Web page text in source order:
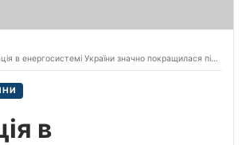
України значно покращилася після підключення двох атомних енергоблоків, які достроково відремонтували
в